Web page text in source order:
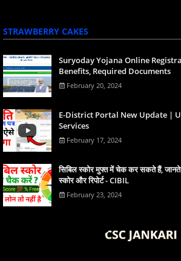
STRAWBERRY CAKES
Suryoday Yojana Online
Benefits, Required Documents
February 20, 2024
E-District Portal New Update |
Services
February 17, 2024
स‍िबिल स्‍कोर मुफ्त में चेक कर सकते हैं,
स्कोर और रिपोर्ट - CIBIL
February 23, 2024